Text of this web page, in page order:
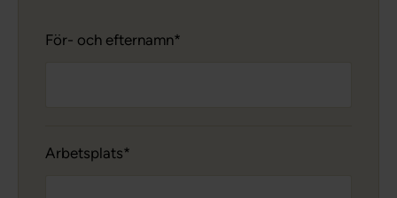
För- och efternamn
Arbetsplats